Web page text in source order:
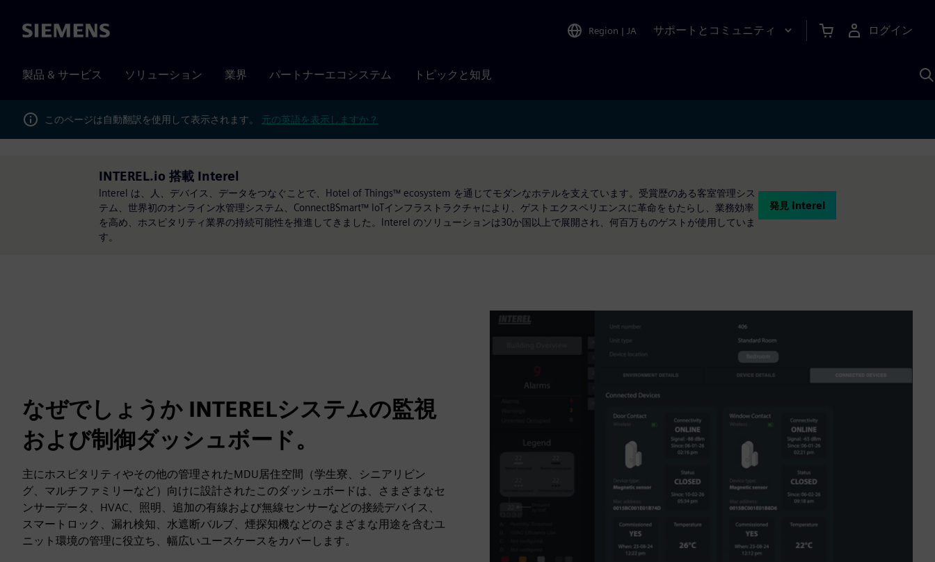
Siemens Region | JA サポートとコミュニティ ログイン
製品 & サービス ソリューション 業界 パートナーエコシステム トピックと知見
このページは自動翻訳を使用して表示されます。 元の英語を表示しますか？
INTEREL.io 搭載 Interel
Interel は、人、デバイス、データをつなぐことで、Hotel of Things™ ecosystem を通じてモダンなホテルを支えています。受賞歴のある客室管理シス
テム、世界初のオンライン水管理システム、ConnectBSmart™ IoTインフラストラクチャにより、ゲストエクスペリエンスに革命をもたらし、業務効率
を高め、ホスピタリティ業界の持続可能性を推進してきました。Interel のソリューションは30か国以上で展開され、何百万ものゲストが使用していま
す。
発見 Interel
なぜでしょうか INTERELシステムの監視
および制御ダッシュボード。
主にホスピタリティやその他の管理されたMDU居住空間（学生寮、シニアリビン
グ、マルチファミリーなど）向けに設計されたこのダッシュボードは、さまざまなセ
ンサーデータ、HVAC、照明、追加の有線および無線センサーなどの接続デバイス、
スマートロック、漏れ検知、水遮断バルブ、煙探知機などのさまざまな用途を含むユ
ニット環境の管理に役立ち、幅広いユースケースをカバーします。